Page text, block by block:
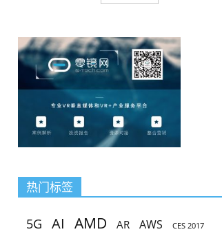
热门标签
5G AI AMD AR AWS CES 2017